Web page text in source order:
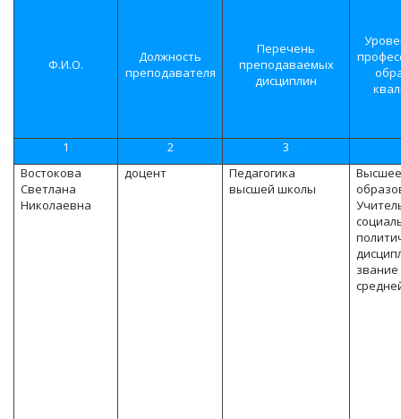
Ф.И.О.
Должность
преподавателя
Перечень
преподаваемых
дисциплин
1 2
3
Востокова
Светлана
Николаевна
доцент
Педагогика
высшей школы